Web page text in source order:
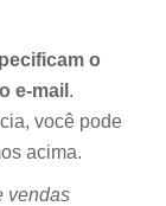
o
e-mail .
você pode
acima.
vendas